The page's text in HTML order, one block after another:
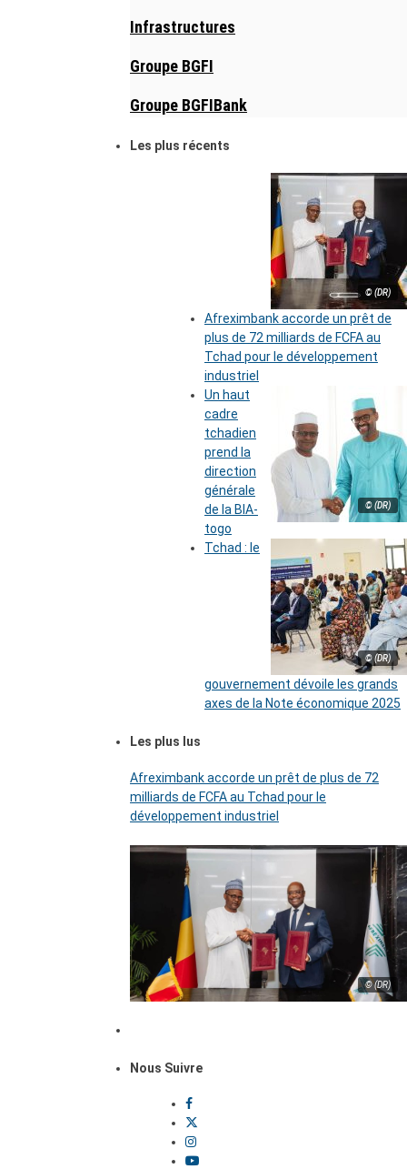
Infrastructures
Groupe BGFI
Groupe BGFIBank
Les plus récents
© (DR)
Afreximbank accorde un prêt de
plus de 72 milliards de FCFA au
Tchad pour le développement
industriel
© (DR)
Un haut
cadre
tchadien
prend la
direction
générale
de la BIA-
togo
© (DR)
Tchad : le
gouvernement dévoile les grands
axes de la Note économique 2025
Les plus lus
Afreximbank accorde un prêt de plus de 72
milliards de FCFA au Tchad pour le
développement industriel
© (DR)
Nous Suivre